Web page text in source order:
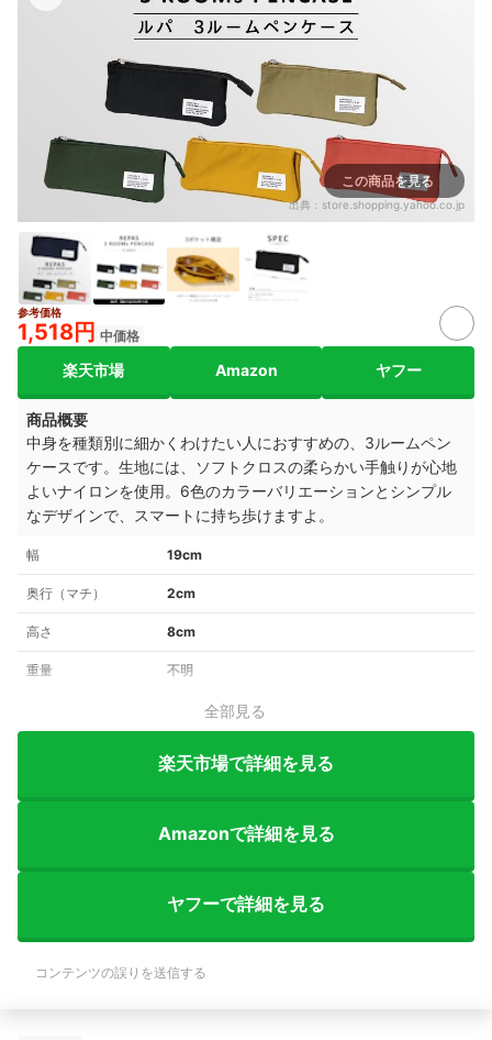
この商品を見る
出典： store.shopping.yahoo.co.jp
参考価格
1,518円 中価格
楽天市場 Amazon ヤフー
商品概要
中身を種類別に細かくわけたい人におすすめの、3ルームペン
ケースです。生地には、ソフトクロスの柔らかい手触りが心地
よいナイロンを使用。6色のカラーバリエーションと シンプル
なデザインで、スマートに持ち歩けますよ。
幅 19cm
奥行（マチ） 2cm
高さ 8cm
重量 不明
全部見る
楽天市場で詳細を見る
Amazonで詳細を見る
ヤフーで詳細を見る
コンテンツの誤りを送信する